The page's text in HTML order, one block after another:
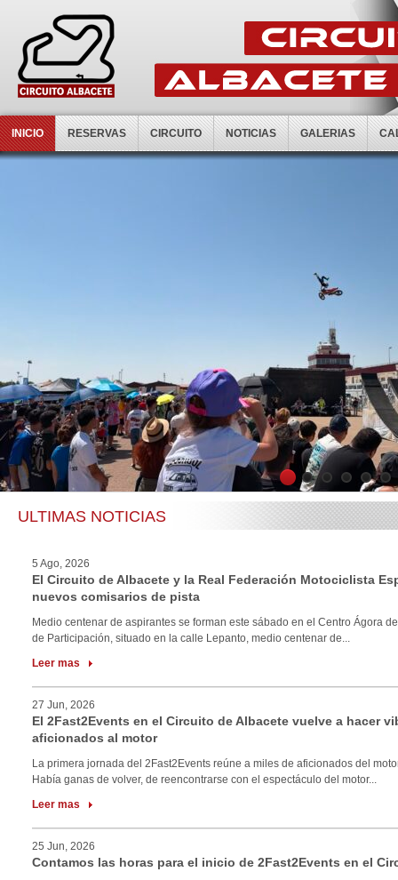
INICIO RESERVAS CIRCUITO NOTICIAS GALERIAS
1 2 3 4 5 6
ULTIMAS NOTICIAS
5 Ago, 2026
El Circuito de Albacete y la Real Federación Motociclista
nuevos comisarios de pista
Medio centenar de aspirantes se forman este sábado en el Centro Ágora
de Participación, situado en la calle Lepanto, medio centenar de...
Leer mas
27 Jun, 2026
El 2Fast2Events en el Circuito de Albacete vuelve a hacer
aficionados al motor
La primera jornada del 2Fast2Events reúne a miles de aficionados del
Había ganas de volver, de reencontrarse con el espectáculo del motor...
Leer mas
25 Jun, 2026
Contamos las horas para el inicio de 2Fast2Events en el